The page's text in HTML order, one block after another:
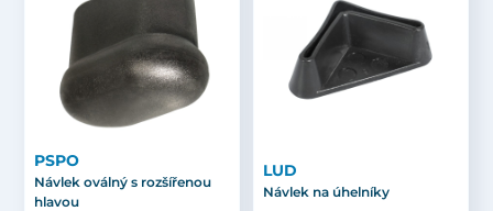
PSPO
Návlek oválný s rozšířenou
hlavou
LUD
Návlek na úhelníky